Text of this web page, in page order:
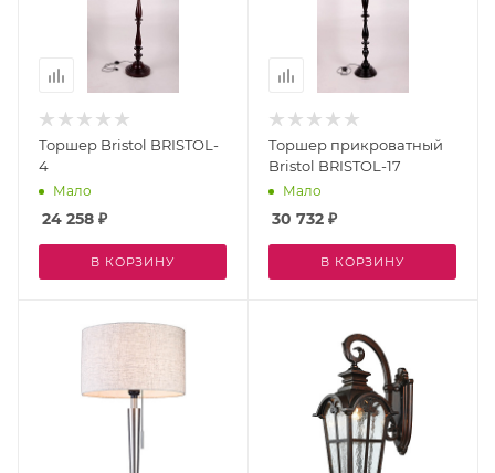
Торшер Bristol BRISTOL-
4
Мало
24 258 ₽
В КОРЗИНУ
Торшер прикроватный
Bristol BRISTOL-17
Мало
30 732 ₽
В КОРЗИНУ